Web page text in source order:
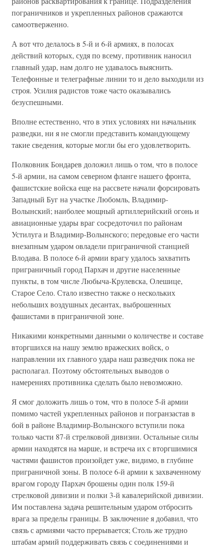
пограничников и укрепленных районов сражаются
самоотверженно.
А вот что делалось в 5-й и 6-й армиях, в полосах
действий которых, судя по всему, противник наносил
главный удар, нам долго не удавалось выяснить.
Телефонные и телеграфные линии то и дело выходили из
строя. Усилия радистов тоже часто оказывались
безуспешными.
Вполне естественно, что в этих условиях ни начальник
разведки, ни я не смогли представить командующему
такие сведения, которые могли бы его удовлетворить.
Полковник Бондарев доложил лишь о том, что в полосе
5-й армии, на самом северном фланге нашего фронта,
фашистские войска еще на рассвете начали форсировать
Западный Буг на участке Любомль, Владимир-
Волынский; наиболее мощный артиллерийский огонь и
авиационные удары враг сосредоточил по районам
Устилуга и Владимир-Волынского; передовые его части
внезапным ударом овладели приграничной станцией
Влодава. В полосе 6-й армии врагу удалось захватить
приграничный город Пархач и другие населенные
пункты, в том числе Любыча-Крулевска, Олешице,
Старое Село. Стало известно также о нескольких
небольших воздушных десантах, выброшенных
фашистами в приграничной зоне.
Никакими конкретными данными о количестве и составе
вторгшихся на нашу землю вражеских войск, о
направлении их главного удара наш разведчик пока не
располагал. Поэтому обстоятельных выводов о
намерениях противника сделать было невозможно.
Я смог доложить лишь о том, что в полосе 5-й армии
помимо частей укрепленных районов и погранзастав в
бой в районе Владимир-Волынского вступили пока
только части 87-й стрелковой дивизии. Остальные силы
армии находятся на марше, и встреча их с вторгшимися
частями фашистов произойдет уже, видимо, в глубине
приграничной зоны. В полосе 6-й армии к захваченному
врагом городу Пархач брошены один полк 159-й
стрелковой дивизии и полки 3-й кавалерийской дивизии.
Им поставлена задача решительным ударом отбросить
врага за пределы границы. В заключение я добавил, что
связь с армиями часто прерывается; Столь же трудно
штабам армий поддерживать связь с соединениями и